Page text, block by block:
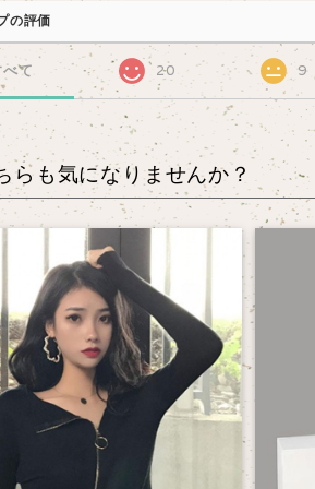
の評価
て 20 9
らも気になりませんか？